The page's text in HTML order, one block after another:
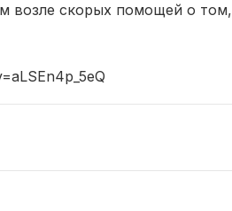
возле скорых помощей о том,